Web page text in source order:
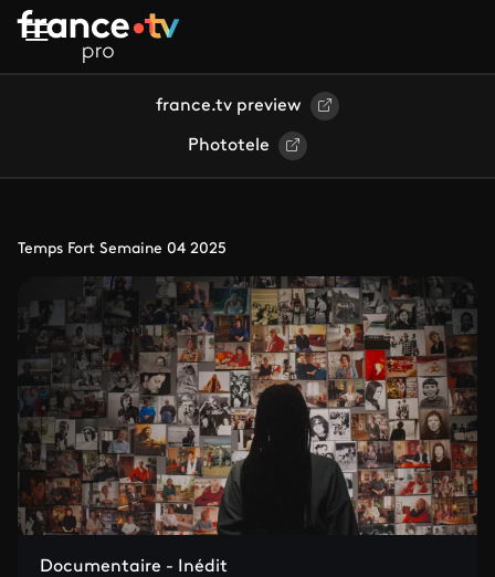
Aller au contenu principal
france.tv preview
Phototele
Temps Fort Semaine 04 2025
Documentaire - Inédit